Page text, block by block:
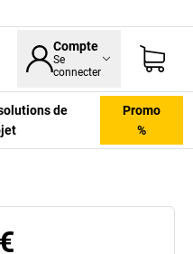
Compte
Se
connecter
de
Promo
%